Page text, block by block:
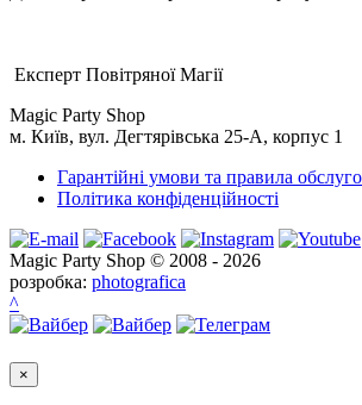
Експерт Повітряної Магії
Magic Party Shop
м. Київ, вул. Дегтярівська 25-А, корпус 1
Гарантійні умови та правила
Політика конфіденційності
Magic Party Shop © 2008 - 2026
розробка: photografica
^
×